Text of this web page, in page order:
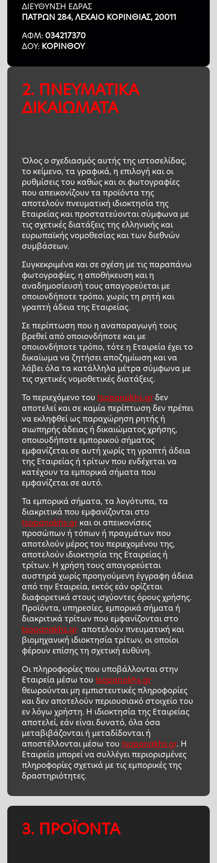
ΔΙΕΥΘΥΝΣΗ ΕΔΡΑΣ
ΠΑΤΡΩΝ 284, ΛΕΧΑΙΟ ΚΟΡΙΝΘΙΑΣ, 20011
ΑΦΜ: 034217370
ΔOY: ΚΟΡΙΝΘΟΥ
2. ΠΝΕΥΜΑΤΙΚΑ
ΔΙΚΑΙΩΜΑΤΑ
Όλος ο σχεδιασμός αυτής της ιστοσελίδας,
το κείμενο, τα γραφικά, η επιλογή και οι
ρυθμίσεις του καθώς και οι φωτογραφίες
που απεικονίζουν τα προϊόντα της
αποτελούν πνευματική ιδιοκτησία της
Εταιρείας και προστατεύονται σύμφωνα με
τις σχετικές διατάξεις της ελληνικής και
ευρωπαϊκής νομοθεσίας και των διεθνών
συμβάσεων.
Συγκεκριμένα και σε σχέση με τις παραπάνω
φωτογραφίες, η αποθήκευση και η
αναδημοσίευσή τους απαγορεύεται με
οποιονδήποτε τρόπο, χωρίς τη ρητή και
γραπτή άδεια της Εταιρείας.
Σε περίπτωση που η αναπαραγωγή τους
βρεθεί από οποιονδήποτε και με
οποιονδήποτε τρόπο, τότε η Εταιρεία έχει το
δικαίωμα να ζητήσει αποζημίωση και να
λάβει όλα τα κατάλληλα μέτρα σύμφωνα με
τις σχετικές νομοθετικές διατάξεις.
Το περιεχόμενο του tsopanakhs.grδεν
αποτελεί και σε καμία περίπτωση δεν πρέπει
να εκληφθεί ως παραχώρηση ρητής ή
σιωπηρής άδειας ή δικαιώματος χρήσης,
οποιουδήποτε εμπορικού σήματος
εμφανίζεται σε αυτή χωρίς τη γραπτή άδεια
της Εταιρείας ή τρίτων που ενδέχεται να
κατέχουν τα εμπορικά σήματα που
εμφανίζεται σε αυτό.
Τα εμπορικά σήματα, τα λογότυπα, τα
διακριτικά που εμφανίζονται στο
tsopanakhs.gr και οι απεικονίσεις
προσώπων ή τόπων ή πραγμάτων που
αποτελούν μέρος του περιεχομένου της,
αποτελούν ιδιοκτησία της Εταιρείας ή
τρίτων. Η χρήση τους απαγορεύεται
αυστηρά χωρίς προηγούμενη έγγραφη άδεια
από την Εταιρεία, εκτός εάν ορίζεται
διαφορετικά στους ισχύοντες όρους χρήσης.
Προϊόντα, υπηρεσίες, εμπορικά σήματα ή
διακριτικά τρίτων που εμφανίζονται στο
tsopanakhs.gr αποτελούν πνευματική και
βιομηχανική ιδιοκτησία τρίτων, οι οποίοι
φέρουν επίσης τη σχετική ευθύνη.
Οι πληροφορίες που υποβάλλονται στην
Εταιρεία μέσω του tsopanakhs.gr
θεωρούνται μη εμπιστευτικές πληροφορίες
και δεν αποτελούν περιουσιακό στοιχείο του
εν λόγω χρήστη. Η ιδιοκτησία της Εταιρείας
αποτελεί, εάν είναι δυνατό, όλα όσα
μεταβιβάζονται ή μεταδίδονται ή
αποστέλλονται μέσω του tsopanakhs.gr. Η
Εταιρεία μπορεί να συλλέγει περιορισμένες
πληροφορίες σχετικά με τις εμπορικές της
δραστηριότητες.
3. ΠΡΟΪΟΝΤΑ